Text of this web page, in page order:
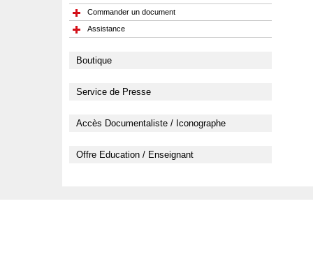
Commander un document
Assistance
Boutique
Service de Presse
Accès Documentaliste / Iconographe
Offre Education / Enseignant